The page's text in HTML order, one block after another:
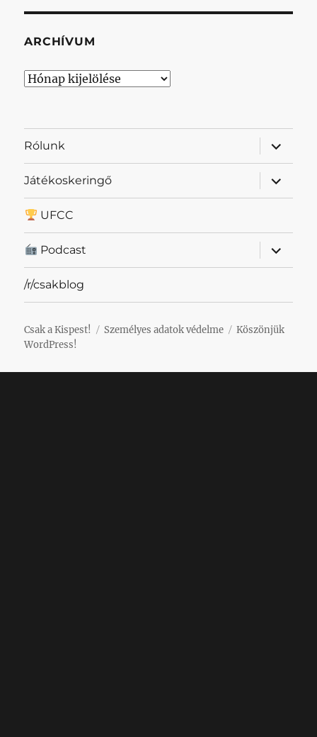
ARCHÍVUM
Archívum
Rólunk
almenü
Játékoskeringő
almenü
UFCC
Podcast
almenü
/r/csakblog
Csak a Kispest! Személyes adatok védelme
Köszönjük
WordPress!